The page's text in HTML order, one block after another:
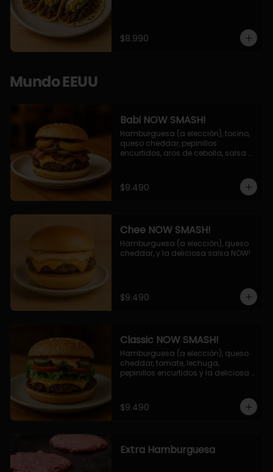
$8.990
Mundo EEUU
Babi NOW SMASH!
Hamburguesa (a elección), tocino,
queso cheddar, pepinillos
encurtidos, aros de cebolla, salsa
$9.490
Chee NOW SMASH!
Hamburguesa (a elección), queso
cheddar, y la deliciosa salsa NOW!
$9.490
Classic NOW SMASH!
Hamburguesa (a elección), queso
cheddar, tomate, lechuga,
pepinillos encurtidos y la deliciosa
$9.490
Extra Hamburguesa